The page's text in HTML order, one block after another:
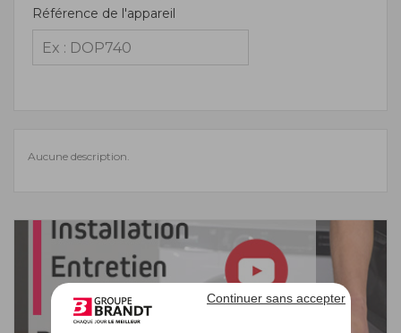
Continuer sans accepter
Référence de l'appareil
Aucune description.